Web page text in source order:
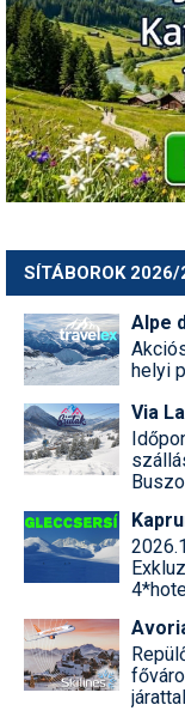
SÍTÁBOROK
Alpe
helyi
Via